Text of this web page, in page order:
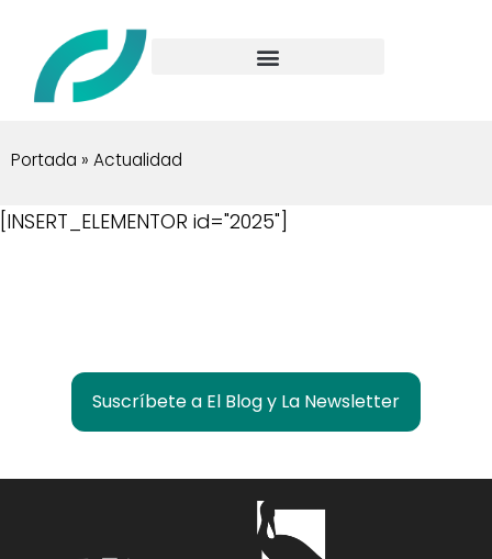
Portada » Actualidad
[INSERT_ELEMENTOR id="2025"]
Suscríbete a El Blog y La Newsletter